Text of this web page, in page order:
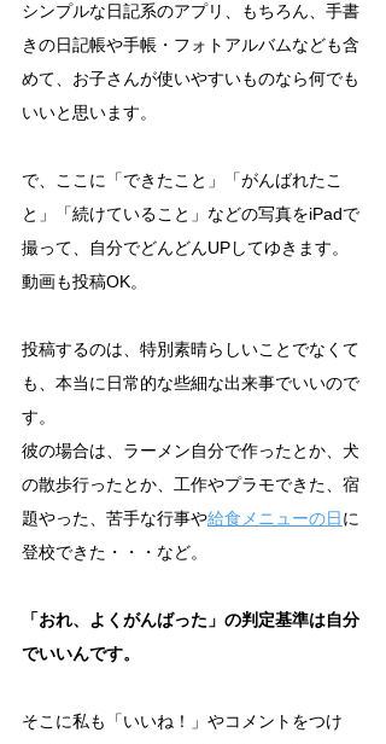
シンプルな日記系のアプリ、もちろん、手書
きの日記帳や手帳・フォトアルバムなども含
めて、お子さんが使いやすいものなら何でも
いいと思います。
で、ここに「できたこと」「がんばれたこ
と」「続けていること」などの写真をiPadで
撮って、自分でどんどんUPしてゆきます。
動画も投稿OK。
投稿するのは、特別素晴らしいことでなくて
も、本当に日常的な些細な出来事でいいので
す。
彼の場合は、ラーメン自分で作ったとか、犬
の散歩行ったとか、工作やプラモできた、宿
題やった、苦手な行事や給食メニューの日に
登校できた・・・など。
「おれ、よくがんばった」の判定基準は自分
でいいんです。
そこに私も「いいね！」やコメントをつけ